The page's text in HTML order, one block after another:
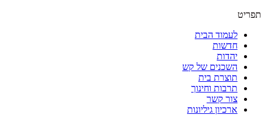
תפריט
לעמוד הבית
חדשות
יהדות
השכנים של קש
תוצרת בית
תרבות וחינוך
צור קשר
ארכיון גיליונות